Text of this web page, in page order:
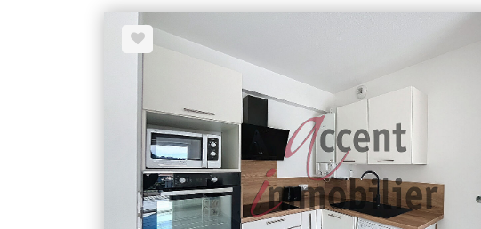
offrant une organisation idéale pour une vie de famille.
prestations modernes avec climatisation réversible, double
collectif au gaz et panneaux solaires, le tout conforme aux
PMR. Situé à proximité immédiate de Cavaillon, des
des axes principaux, ce bien offre un cadre de vie paisible
opportunité rare sur le secteur. Contactez moi pour organiser une visite. La
copropriété comprend 109 lots, les charges courantes annuelles
chauffage eau chaude et eau froide compris il n'y a pas de
Les informations sur les risques auxquels ce bien est exposé
le site https://www.georisques.gouv.fr